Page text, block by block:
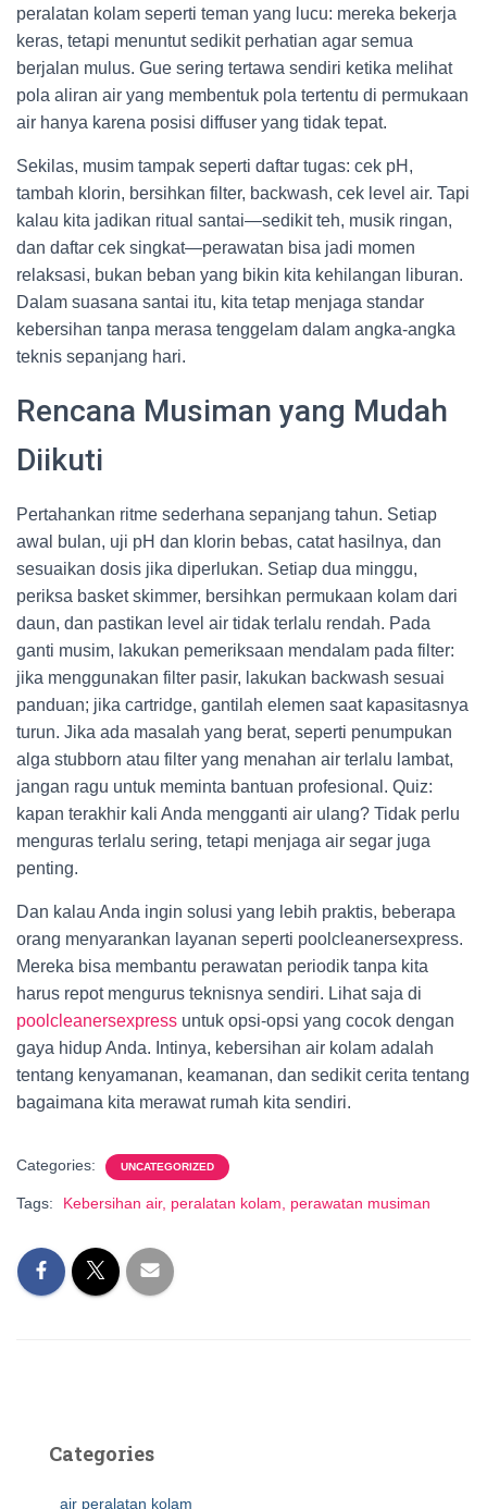
peralatan kolam seperti teman yang lucu: mereka bekerja
keras, tetapi menuntut sedikit perhatian agar semua
berjalan mulus. Gue sering tertawa sendiri ketika melihat
pola aliran air yang membentuk pola tertentu di permukaan
air hanya karena posisi diffuser yang tidak tepat.
Sekilas, musim tampak seperti daftar tugas: cek pH,
tambah klorin, bersihkan filter, backwash, cek level air. Tapi
kalau kita jadikan ritual santai—sedikit teh, musik ringan,
dan daftar cek singkat—perawatan bisa jadi momen
relaksasi, bukan beban yang bikin kita kehilangan liburan.
Dalam suasana santai itu, kita tetap menjaga standar
kebersihan tanpa merasa tenggelam dalam angka-angka
teknis sepanjang hari.
Rencana Musiman yang Mudah
Diikuti
Pertahankan ritme sederhana sepanjang tahun. Setiap
awal bulan, uji pH dan klorin bebas, catat hasilnya, dan
sesuaikan dosis jika diperlukan. Setiap dua minggu,
periksa basket skimmer, bersihkan permukaan kolam dari
daun, dan pastikan level air tidak terlalu rendah. Pada
ganti musim, lakukan pemeriksaan mendalam pada filter:
jika menggunakan filter pasir, lakukan backwash sesuai
panduan; jika cartridge, gantilah elemen saat kapasitasnya
turun. Jika ada masalah yang berat, seperti penumpukan
alga stubborn atau filter yang menahan air terlalu lambat,
jangan ragu untuk meminta bantuan profesional. Quiz:
kapan terakhir kali Anda mengganti air ulang? Tidak perlu
menguras terlalu sering, tetapi menjaga air segar juga
penting.
Dan kalau Anda ingin solusi yang lebih praktis, beberapa
orang menyarankan layanan seperti poolcleanersexpress.
Mereka bisa membantu perawatan periodik tanpa kita
harus repot mengurus teknisnya sendiri. Lihat saja di
poolcleanersexpress untuk opsi-opsi yang cocok dengan
gaya hidup Anda. Intinya, kebersihan air kolam adalah
tentang kenyamanan, keamanan, dan sedikit cerita tentang
bagaimana kita merawat rumah kita sendiri.
Categories: UNCATEGORIZED
Tags: Kebersihan air, peralatan kolam, perawatan musiman
Categories
air peralatan kolam